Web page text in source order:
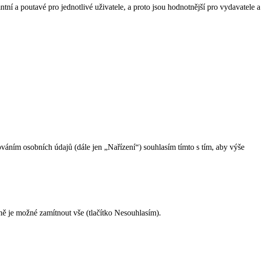
a poutavé pro jednotlivé uživatele, a proto jsou hodnotnější pro vydavatele a
osobních údajů (dále jen „Nařízení“) souhlasím tímto s tím, aby výše
je možné zamítnout vše (tlačítko Nesouhlasím).